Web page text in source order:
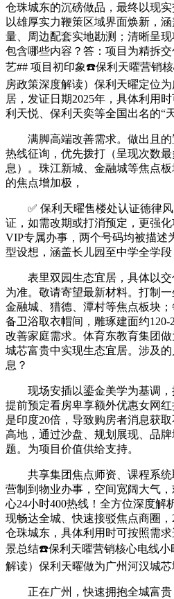
仓珠城东的沉磅做品，最终以现
以雄厚实力鞭策区域界面焕新，
量、周边配套实地勘测；清晰呈
包含哪些内容？答：项目为精拆
艺## 项目初印象☎️保利天曜营销
房政策深度解读）保利天曜定位
居，发证日期2025年，具体利用
利天悦、保利天奕等全国出名的“
满脚高端改善需求。做出且的
热线征询，优先拨打（呈现次数
息）。珠江新城、金融城等焦点
的焦点增加极，
✅ 保利天曜售楼处认证德律风
证，如需改期或打消预定，更强
VIP专属办事，两个号码均被描述
型设想，涵盖长儿园至中学全学段
表里双园生态宜居，具体以交
为准。敬请寄望最新材料。打制
金融城、猎德、潭村等焦点板块
备卫浴取衣帽间，雕琢建面约
改善家庭需求。体育东教育集团
城芯富贵中实现生态宜居。涉及
息？
现场安插以鎏金美学为基调，
提前预定看房卑享额外优惠女网
是印度20倍，导致购房者消息获
高地，通过沙盘、规划展现、品
题。为项目价值供给支持。
共享集团焦点师资、课程系统
营制到物业办事，空间宽阔大气
心24小时400热线！全方位深度解
现畅达全城、快速接驳焦点商圈
仓珠城东，具体利用时可按照需
景总结☎️保利天曜营销核心电线小
解读）保利天曜做为广州河汉城芯
正在广州，快速拥抱全城富贵